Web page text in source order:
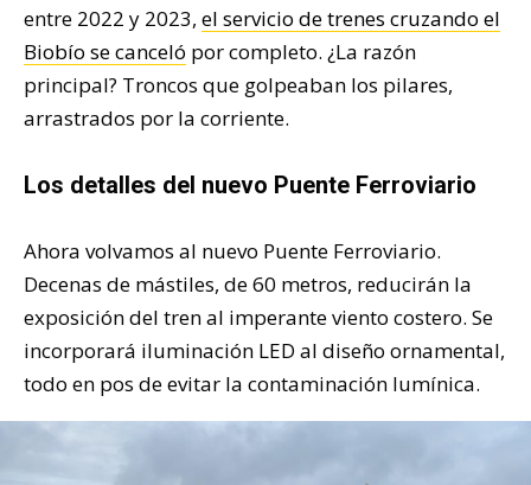
entre 2022 y 2023, el servicio de trenes cruzando el
Biobío se canceló por completo. ¿La razón
principal? Troncos que golpeaban los pilares,
arrastrados por la corriente.
Los detalles del nuevo Puente Ferroviario
Ahora volvamos al nuevo Puente Ferroviario.
Decenas de mástiles, de 60 metros, reducirán la
exposición del tren al imperante viento costero. Se
incorporará iluminación LED al diseño ornamental,
todo en pos de evitar la contaminación lumínica.